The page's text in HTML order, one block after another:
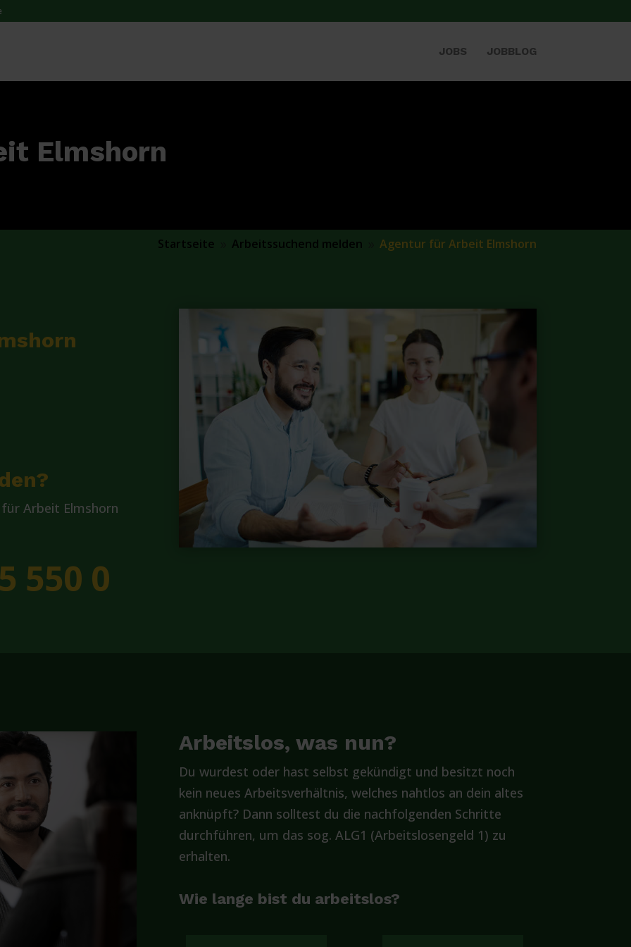
JOBS JOBBLOG
Elmshorn
Startseite Arbeitssuchend melden Agentur für Arbeit Elmshorn
Arbeit Elmshorn
550 0
Arbeitslos, was nun?
Du wurdest oder hast selbst gekündigt und besitzt noch
kein neues Arbeitsverhältnis, welches nahtlos an dein altes
anknüpft? Dann solltest du die nachfolgenden Schritte
durchführen, um das sog. ALG1 (Arbeitslosengeld 1) zu
erhalten.
Wie lange bist du arbeitslos?